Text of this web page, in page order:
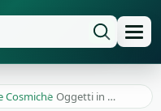
Cosmiche
/ Oggetti in Volo